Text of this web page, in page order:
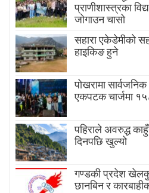
प्राणीशास्त्रका
जोगाउन चासो
सहारा एकेडेमीको
हाइकिङ हुने
पोखरामा
एकपटक चार्जमा
पहिराले अवरुद्ध
दिनपछि खुल्यो
गण्डकी प्रदेश खेलकुद
छानबिन र